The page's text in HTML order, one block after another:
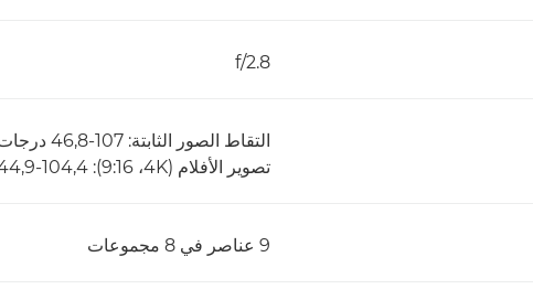
f/2.8
التقاط الصور الثابتة: 107-46,8 درجات
تصوير الأفلام (4K، ‏16:‏9): 104,4-‏44,9 درجات
9 عناصر في 8 مجموعات